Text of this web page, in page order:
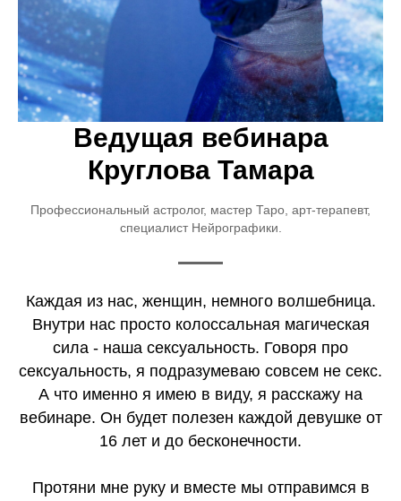
Ведущая вебинара
Круглова Тамара
Профессиональный астролог, мастер Таро, арт-терапевт,
специалист Нейрографики.
Каждая из нас, женщин, немного волшебница.
Внутри нас просто колоссальная магическая
сила - наша сексуальность. Говоря про
сексуальность, я подразумеваю совсем не секс.
А что именно я имею в виду, я расскажу на
вебинаре. Он будет полезен каждой девушке от
16 лет и до бесконечности.
Протяни мне руку и вместе мы отправимся в